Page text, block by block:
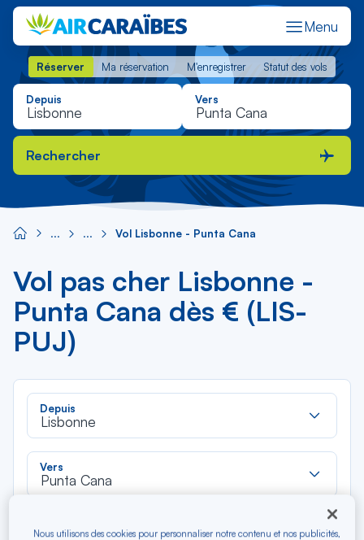
Menu
Réserver Ma réservation M'enregistrer Statut des vols
Réserver Ma réservation M'enregistrer Statut des vols
Depuis Vers
Rechercher
Vol Lisbonne - Punta Cana
Vol pas cher Lisbonne -
Punta Cana dès € (LIS-
PUJ)
Depuis
Lisbonne
Vers
Punta Cana
Nous utilisons des cookies pour personnaliser notre contenu et nos publicités,